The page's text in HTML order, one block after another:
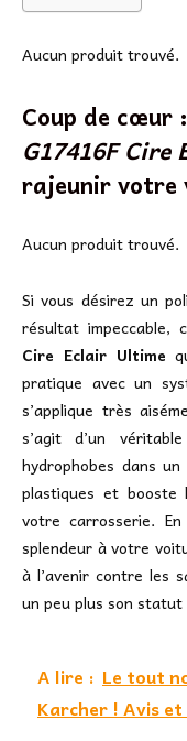
Aucun produit trouvé.
Coup de cœur
G17416F
rajeunir votre
Aucun produit trouvé.
Si vous désirez un
résultat impeccable,
Cire Eclair Ultime
pratique avec un
s’applique très
s’agit d’un
hydrophobes dans
plastiques et booste
votre carrosserie.
splendeur à votre
à l’avenir contre les
un peu plus son
A lire : Le tout
Karcher ! Avis